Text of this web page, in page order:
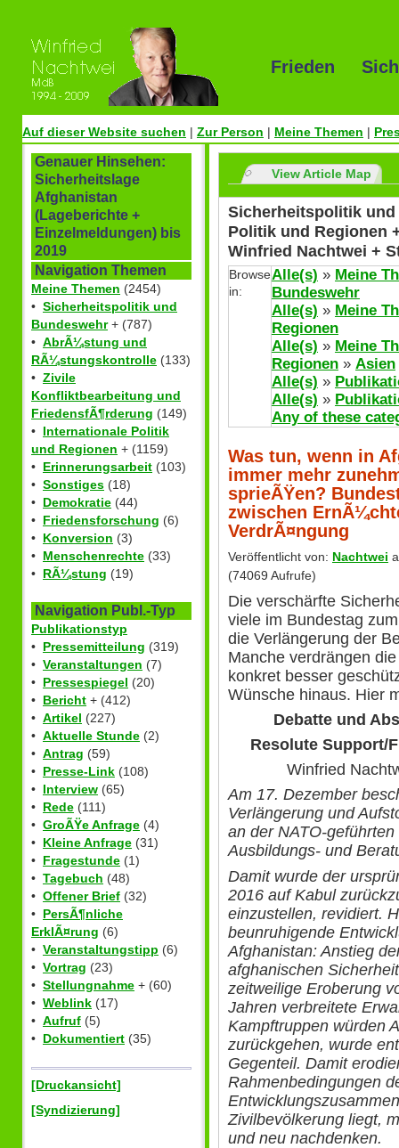
Frieden
Auf dieser Website suchen | Zur Person | Meine Themen |
Genauer Hinsehen:
Sicherheitslage
Afghanistan
(Lageberichte +
Einzelmeldungen) bis
2019
Navigation Themen
Meine Themen (2454)
• Sicherheitspolitik und
Bundeswehr+ (787)
• AbrÃ¼stung und
RÃ¼stungskontrolle (133)
• Zivile
Konfliktbearbeitung und
FriedensfÃ¶rderung (149)
• Internationale Politik
und Regionen + (1159)
• Erinnerungsarbeit (103)
• Sonstiges (18)
• Demokratie (44)
• Friedensforschung (6)
• Konversion (3)
• Menschenrechte (33)
• RÃ¼stung (19)
Navigation Publ.-Typ
Publikationstyp
• Pressemitteilung (319)
• Veranstaltungen (7)
• Pressespiegel (20)
• Bericht + (412)
• Artikel (227)
• Aktuelle Stunde (2)
• Antrag (59)
• Presse-Link (108)
• Interview (65)
• Rede (111)
• GroÃŸe Anfrage (4)
• Kleine Anfrage (31)
• Fragestunde (1)
• Tagebuch (48)
• Offener Brief (32)
• PersÃ¶nliche
ErklÃ¤rung (6)
• Veranstaltungstipp (6)
• Vortrag (23)
• Stellungnahme + (60)
• Weblink (17)
• Aufruf (5)
• Dokumentiert (35)
[Druckansicht]
[Syndizierung]
View Article Map
Sicherheitspolitik
Politik und Regionen
Winfried Nachtwei +
Browse
in:
Alle(s) » Meine
Bundeswehr
Alle(s) » Meine
Regionen
Alle(s) » Meine
Regionen » Asien
Alle(s) »
Alle(s) »
Any of these
Was tun, wenn in
immer mehr
sprieÃŸen?
zwischen
VerdrÃ¤ngung
Veröffentlicht von: Nachtwei
(74069 Aufrufe)
Die verschärfte
viele im Bundestag
die Verlängerung der
Manche verdrängen
konkret besser
Wünsche hinaus. Hier
Debatte und
Resolute Support/
Winfried
Am 17. Dezember
Verlängerung und
an der NATO-
Ausbildungs- und
Damit wurde der
2016 auf Kabul
einzustellen, revidiert.
beunruhigende
Afghanistan: Anstieg
afghanischen
zeitweilige Eroberung
Jahren verbreitete
Kampftruppen würden
zurückgehen, wurde
Gegenteil. Damit
Rahmenbedingungen
Zivilbevölkerung liegt,
und neu nachdenken.